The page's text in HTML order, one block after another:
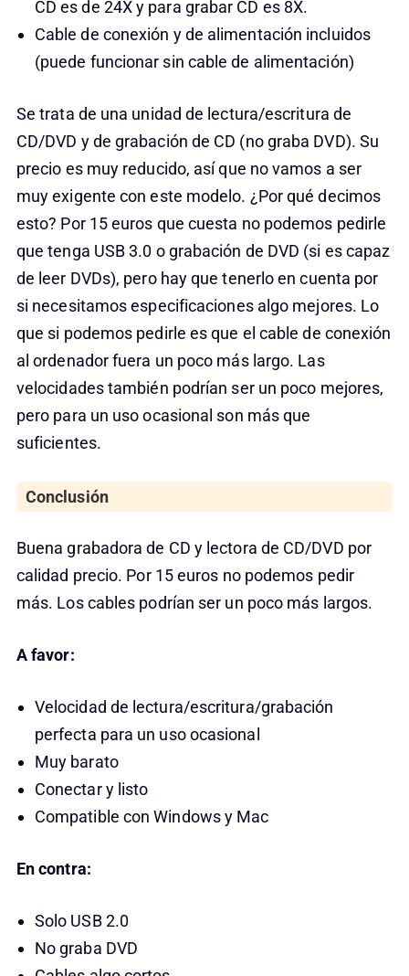
CD es de 24X y para grabar CD es 8X.
Cable de conexión y de alimentación incluidos
(puede funcionar sin cable de alimentación)
Se trata de una unidad de lectura/escritura de
CD/DVD y de grabación de CD (no graba DVD). Su
precio es muy reducido, así que no vamos a ser
muy exigente con este modelo. ¿Por qué decimos
esto? Por 15 euros que cuesta no podemos pedirle
que tenga USB 3.0 o grabación de DVD (si es capaz
de leer DVDs), pero hay que tenerlo en cuenta por
si necesitamos especificaciones algo mejores. Lo
que si podemos pedirle es que el cable de conexión
al ordenador fuera un poco más largo. Las
velocidades también podrían ser un poco mejores,
pero para un uso ocasional son más que
suficientes.
Conclusión
Buena grabadora de CD y lectora de CD/DVD por
calidad precio. Por 15 euros no podemos pedir
más. Los cables podrían ser un poco más largos.
A favor:
Velocidad de lectura/escritura/grabación
perfecta para un uso ocasional
Muy barato
Conectar y listo
Compatible con Windows y Mac
En contra:
Solo USB 2.0
No graba DVD